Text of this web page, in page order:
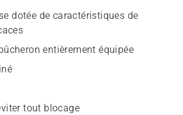
dotée de caractéristiques de
entièrement équipée
tout blocage